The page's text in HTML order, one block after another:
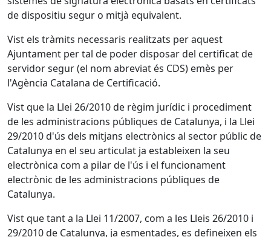
de dispositiu segur o mitjà equivalent.
Vist els tràmits necessaris realitzats per aquest
Ajuntament per tal de poder disposar del certificat de
servidor segur (el nom abreviat és CDS) emès per
l'Agència Catalana de Certificació.
Vist que la Llei 26/2010 de règim jurídic i procediment
de les administracions públiques de Catalunya, i la Llei
29/2010 d'ús dels mitjans electrònics al sector públic de
Catalunya en el seu articulat ja estableixen la seu
electrònica com a pilar de l'ús i el funcionament
electrònic de les administracions públiques de
Catalunya.
Vist que tant a la Llei 11/2007, com a les Lleis 26/2010 i
29/2010 de Catalunya, ja esmentades, es defineixen els